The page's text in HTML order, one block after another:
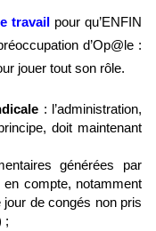
travailpour qu’ENFIN
d’Op@le :
jouer tout son rôle.
: l’administration,
doit maintenant
générées par
en compte, notamment
de congés non pris
;